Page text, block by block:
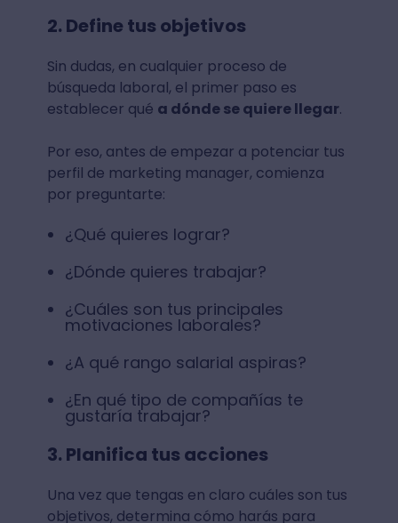
2. Define tus objetivos
Sin dudas, en cualquier proceso de
búsqueda laboral, el primer paso es
establecer qué a dónde se quiere llegar.
Por eso, antes de empezar a potenciar tus
perfil de marketing manager, comienza
por preguntarte:
¿Qué quieres lograr?
¿Dónde quieres trabajar?
¿Cuáles son tus principales
motivaciones laborales?
¿A qué rango salarial aspiras?
¿En qué tipo de compañías te
gustaría trabajar?
3. Planifica tus acciones
Una vez que tengas en claro cuáles son tus
objetivos, determina cómo harás para